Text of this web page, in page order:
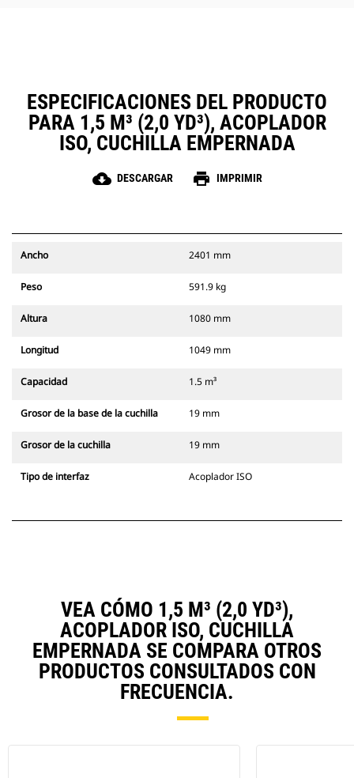
ESPECIFICACIONES DEL PRODUCTO
PARA 1,5 M³ (2,0 YD³), ACOPLADOR
ISO, CUCHILLA EMPERNADA
cloud_download DESCARGAR print IMPRIMIR
Ancho 2401 mm
Peso 591.9 kg
Altura 1080 mm
Longitud 1049 mm
Capacidad 1.5 m³
Grosor de la base de la cuchilla 19 mm
Grosor de la cuchilla 19 mm
Tipo de interfaz Acoplador ISO
VEA CÓMO 1,5 M³ (2,0 YD³),
ACOPLADOR ISO, CUCHILLA
EMPERNADA SE COMPARA OTROS
PRODUCTOS CONSULTADOS CON
FRECUENCIA.